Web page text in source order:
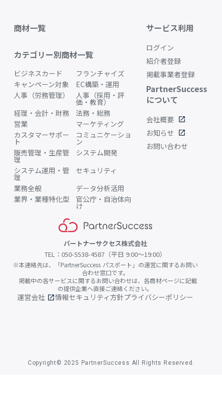
商材一覧
カテゴリー別商材一覧
ビジネスカード
フランチャイズ
キャンペーン対象
EC構築・運用
人事（労務管理）
人事（採用・評
価・教育）
経理・会計・財務
法務・総務
営業
マーケティング
カスタマーサポー
ト
コミュニケーショ
ン
販売管理・生産管
理
システム開発
システム運用・管
理
セキュリティ
業務全般
データ分析活用
業界・業種特化型
官公庁・自治体向
け
サービス利用
ログイン
紹介者登録
掲載事業者登録
PartnerSuccess
について
会社概要 open_in_new
お知らせ open_in_new
お問い合わせ
パートナーサクセス株式会社
TEL：050-5538-4587（平日 9:00〜19:00）
※本連絡先は、「PartnerSuccess パスポート」の運営に関するお問い
合わせ窓口です。
掲載中の各サービスに関するお問い合わせは、各商材ページに記載
の提供企業へ直接ご連絡ください。
運営会社 open_in_new情報セキュリティ方針プライバシーポリシー
Copyright© 2025 PartnerSuccess All Rights Reserved.